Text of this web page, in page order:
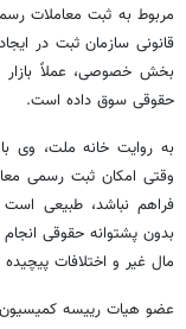
مربوط به ثبت معاملات
قانونی سازمان ثبت در
بخش خصوصی، عملاً بازار
حقوقی سوق داده است.
به روایت خانه ملت، وی
وقتی امکان ثبت رسمی
فراهم نباشد، طبیعی
بدون پشتوانه حقوقی
مال غیر و اختلافات
عضو هیات رییسه کمیسیون